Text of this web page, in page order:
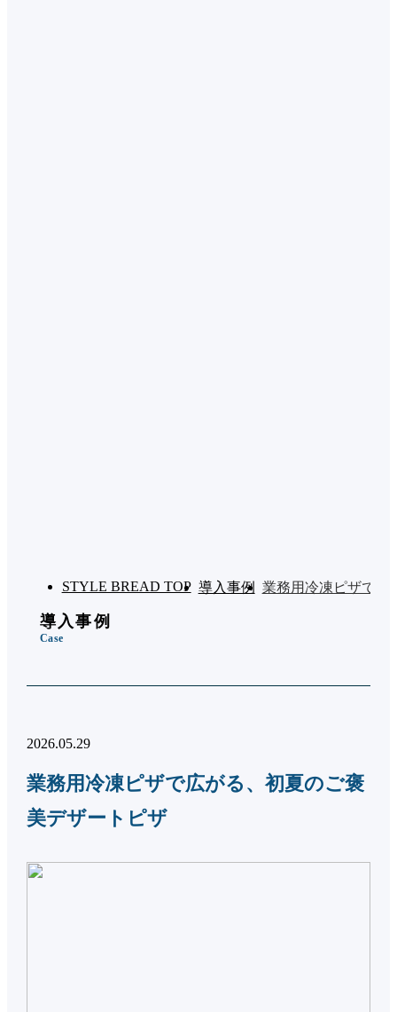
STYLE BREAD TOP 導入事例 業務用冷凍ピザで広
導入事例
Case
2026.05.29
業務用冷凍ピザで広がる、初夏のご褒
美デザートピザ